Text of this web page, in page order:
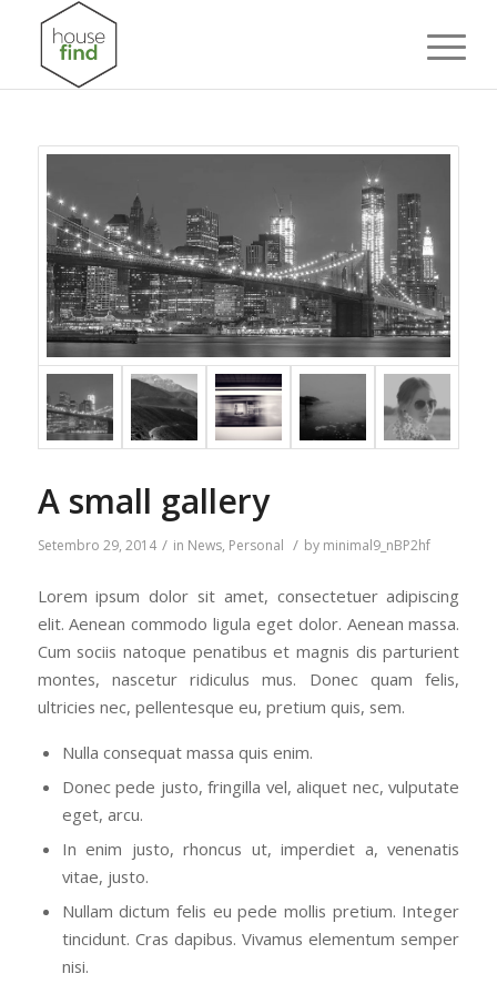
A small gallery
Setembro 29, 2014 / in News, Personal / by minimal9_nBP2hf
Lorem ipsum dolor sit amet, consectetuer adipiscing
elit. Aenean commodo ligula eget dolor. Aenean massa.
Cum sociis natoque penatibus et magnis dis parturient
montes, nascetur ridiculus mus. Donec quam felis,
ultricies nec, pellentesque eu, pretium quis, sem.
Nulla consequat massa quis enim.
Donec pede justo, fringilla vel, aliquet nec, vulputate
eget, arcu.
In enim justo, rhoncus ut, imperdiet a, venenatis
vitae, justo.
Nullam dictum felis eu pede mollis pretium. Integer
tincidunt. Cras dapibus. Vivamus elementum semper
nisi.